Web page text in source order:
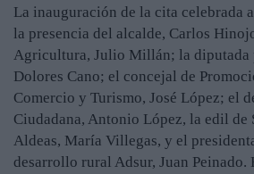
La inauguración de la cita celebrada
la presencia del alcalde, Carlos
Agricultura, Julio Millán; la
Dolores Cano; el concejal de
Comercio y Turismo, José López; el
Ciudadana, Antonio López, la edil de
Aldeas, María Villegas, y el
desarrollo rural Adsur, Juan